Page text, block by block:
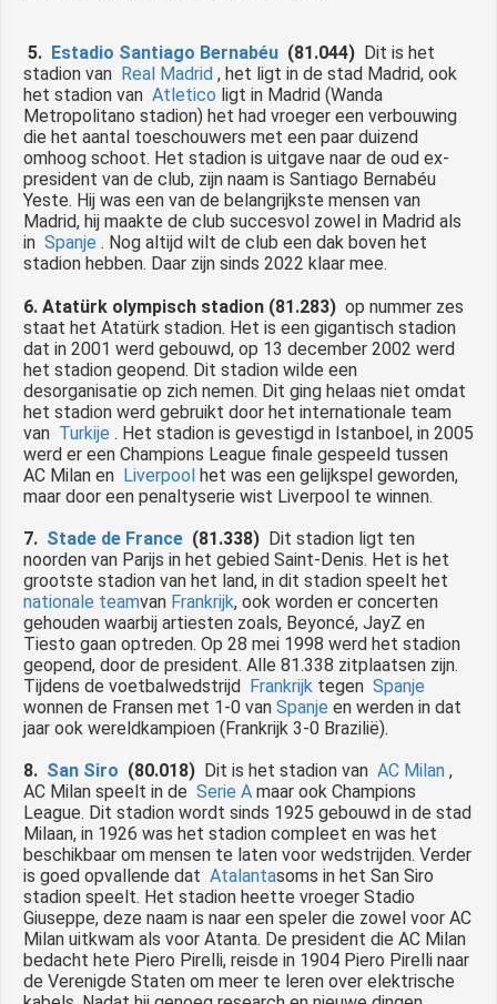
5. Estadio Santiago Bernabéu (81.044) Dit is het
stadion van Real Madrid , het ligt in de stad Madrid, ook
het stadion van Atletico ligt in Madrid (Wanda
Metropolitano stadion) het had vroeger een verbouwing
die het aantal toeschouwers met een paar duizend
omhoog schoot. Het stadion is uitgave naar de oud ex-
president van de club, zijn naam is Santiago Bernabéu
Yeste. Hij was een van de belangrijkste mensen van
Madrid, hij maakte de club succesvol zowel in Madrid als
in Spanje . Nog altijd wilt de club een dak boven het
stadion hebben. Daar zijn sinds 2022 klaar mee.
6. Atatürk olympisch stadion (81.283) op nummer zes
staat het Atatürk stadion. Het is een gigantisch stadion
dat in 2001 werd gebouwd, op 13 december 2002 werd
het stadion geopend. Dit stadion wilde een
desorganisatie op zich nemen. Dit ging helaas niet omdat
het stadion werd gebruikt door het internationale team
van Turkije . Het stadion is gevestigd in Istanboel, in 2005
werd er een Champions League finale gespeeld tussen
AC Milan en Liverpool het was een gelijkspel geworden,
maar door een penaltyserie wist Liverpool te winnen.
7. Stade de France (81.338) Dit stadion ligt ten
noorden van Parijs in het gebied Saint-Denis. Het is het
grootste stadion van het land, in dit stadion speelt het
nationale teamvan Frankrijk, ook worden er concerten
gehouden waarbij artiesten zoals, Beyoncé, JayZ en
Tiesto gaan optreden. Op 28 mei 1998 werd het stadion
geopend, door de president. Alle 81.338 zitplaatsen zijn.
Tijdens de voetbalwedstrijd Frankrijk tegen Spanje
wonnen de Fransen met 1-0 van Spanje en werden in dat
jaar ook wereldkampioen (Frankrijk 3-0 Brazilië).
8. San Siro (80.018) Dit is het stadion van AC Milan ,
AC Milan speelt in de Serie A maar ook Champions
League. Dit stadion wordt sinds 1925 gebouwd in de stad
Milaan, in 1926 was het stadion compleet en was het
beschikbaar om mensen te laten voor wedstrijden. Verder
is goed opvallende dat Atalantasoms in het San Siro
stadion speelt. Het stadion heette vroeger Stadio
Giuseppe, deze naam is naar een speler die zowel voor AC
Milan uitkwam als voor Atanta. De president die AC Milan
bedacht hete Piero Pirelli, reisde in 1904 Piero Pirelli naar
de Verenigde Staten om meer te leren over elektrische